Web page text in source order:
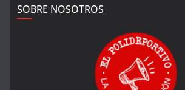
SOBRE NOSOTROS